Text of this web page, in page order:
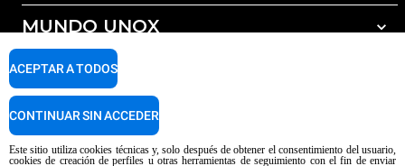
Todos los accesorios
Detergentes para lavado automático
Detergentes para lavado manual
Tratamiento de agua con filtros de resina
MUNDO UNOX
Nuestras sedes en el mundo
SOPORTE
Garantía Unox
Este sitio utiliza cookies técnicas y, solo después de obtener el consentimiento del usuario,
cookies de creación de perfiles u otras herramientas de seguimiento con el fin de enviar
ACEPTAR A TODOS
CONTINUAR SIN ACCEDER